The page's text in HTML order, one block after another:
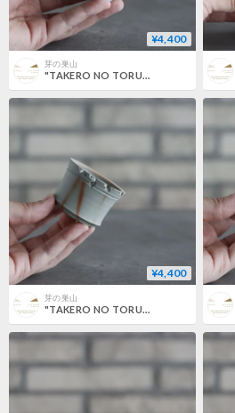
¥4,400
芽の巣山
¥4,400
芽の巣山
"TAKERO NO TORUKO" (2号) no.802/139